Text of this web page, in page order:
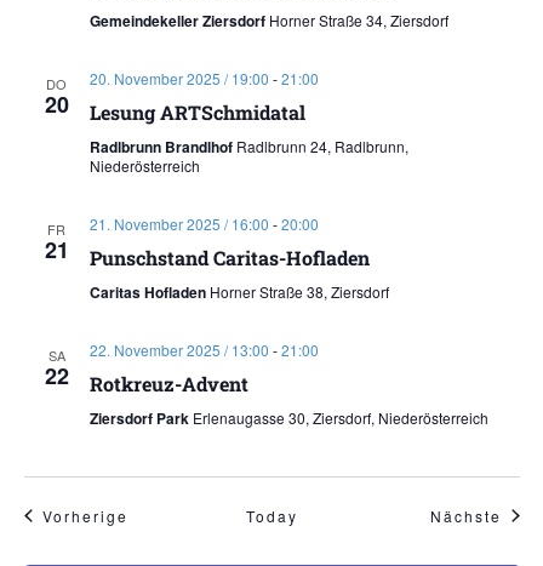
Gemeindekeller Ziersdorf Horner Straße 34, Ziersdorf
DO
20
20. November 2025 / 19:00 -21:00
Lesung ARTSchmidatal
Radlbrunn Brandlhof Radlbrunn 24, Radlbrunn,
Niederösterreich
FR
21
21. November 2025 / 16:00 -20:00
Punschstand Caritas-Hofladen
Caritas Hofladen Horner Straße 38, Ziersdorf
SA
22
22. November 2025 / 13:00 -21:00
Rotkreuz-Advent
Ziersdorf Park Erlenaugasse 30, Ziersdorf, Niederösterreich
Vorherige VeranstaltungenToday Nächste